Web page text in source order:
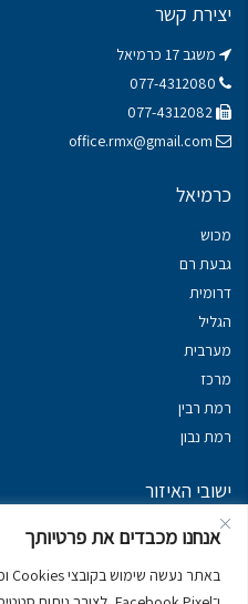
אנחנו מכבדים את פרטיותך
יצירת קשר
משגב 17 כרמיאל
office.rmx@gmail.com
כרמיאל
מכוש
גבעת רם
דרומית
הגליל
מערבית
מרכז
רמת רבין
רמת נבון
ישובי האיזור
נכסים במשגב
מרום הגליל